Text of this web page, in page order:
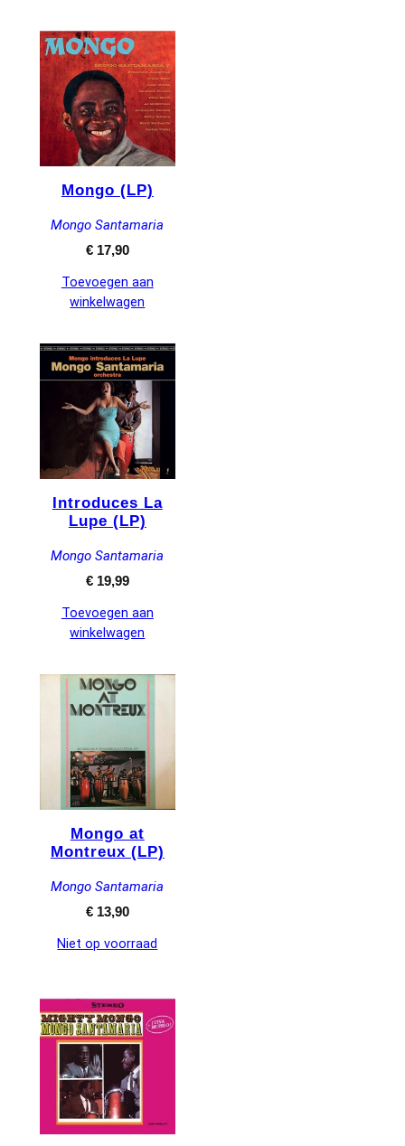
Mongo (LP)
Mongo Santamaria
€17,90
Toevoegen aan
winkelwagen
Introduces La
Lupe (LP)
Mongo Santamaria
€19,99
Toevoegen aan
winkelwagen
Mongo at
Montreux (LP)
Mongo Santamaria
€13,90
Niet op voorraad